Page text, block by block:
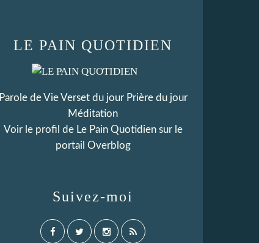
LE PAIN QUOTIDIEN
Parole de Vie Verset du jour Prière du jour
Méditation
Voir le profil de Le Pain Quotidiensur le
portail Overblog
Suivez-moi